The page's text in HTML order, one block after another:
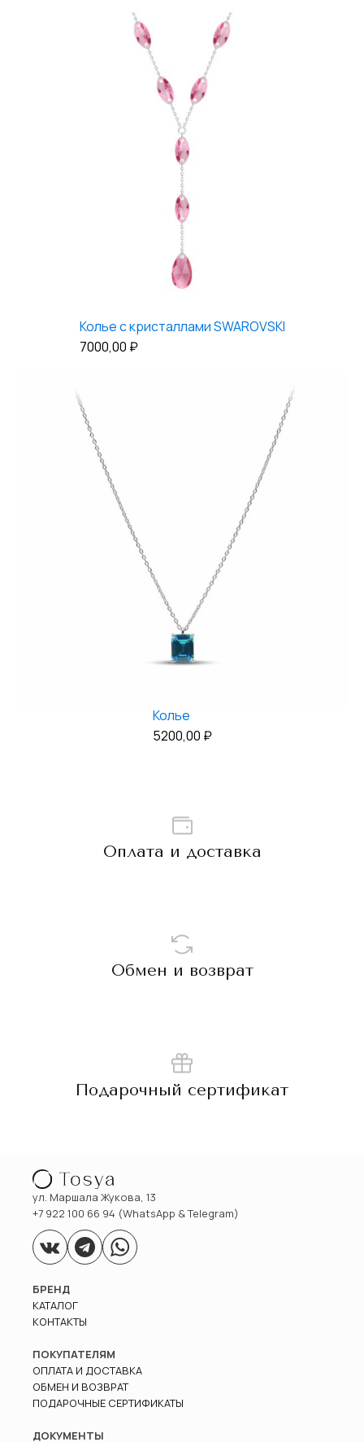
Колье с кристаллами SWAROVSKI
7000,00 ₽
Колье
5200,00 ₽
Оплата и доставка
Обмен и возврат
Подарочный сертификат
ул. Маршала Жукова, 13
+7 922 100 66 94 (WhatsApp & Telegram)
БРЕНД
КАТАЛОГ
КОНТАКТЫ
ПОКУПАТЕЛЯМ
ОПЛАТА И ДОСТАВКА
ОБМЕН И ВОЗВРАТ
ПОДАРОЧНЫЕ СЕРТИФИКАТЫ
ДОКУМЕНТЫ